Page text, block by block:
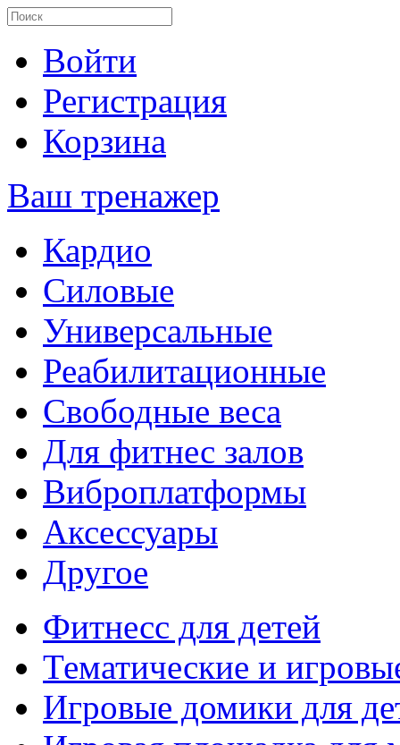
Войти
Регистрация
Корзина
Ваш тренажер
Кардио
Силовые
Универсальные
Реабилитационные
Свободные веса
Для фитнес залов
Виброплатформы
Аксессуары
Другое
Фитнесс для детей
Тематические и
Игровые домики для